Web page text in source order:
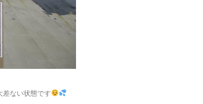
差ない状態です